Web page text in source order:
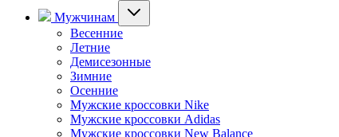
Мужчинам
Весенние
Летние
Демисезонные
Зимние
Осенние
Мужские кроссовки Nike
Мужские кроссовки Adidas
Мужские кроссовки New Balance